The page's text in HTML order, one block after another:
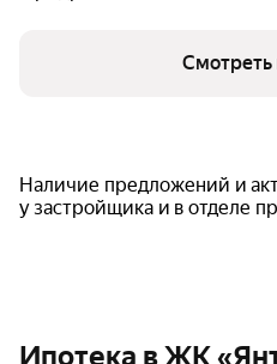
Смотреть
Наличие предложений и
у застройщика и в отделе
Ипотека в ЖК